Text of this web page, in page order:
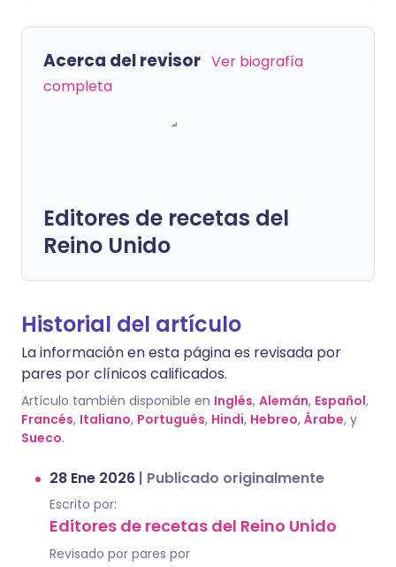
Acerca del revisor Ver biografía
completa
Editores de recetas del
Reino Unido
Historial del artículo
La información en esta página es revisada por
pares por clínicos calificados.
Artículo también disponible en Inglés, Alemán, Español,
Francés, Italiano, Portugués, Hindi, Hebreo, Árabe, y
Sueco.
28 Ene 2026 | Publicado originalmente
Escrito por:
Editores de recetas del Reino Unido
Revisado por pares por